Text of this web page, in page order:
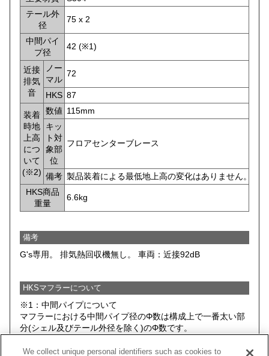
テール外
径
75 x 2
中間パイ
プ径
42 (※1)
近接
排気
音
ノー
マル
72
HKS 87
装着
時地
上高
につ
いて
(※2)
数値 115mm
キッ
ト対
象部
位
フロアセンターブレース
備考 製品装着による最低地上高の変化はありません。
HKS商品
重量
6.6kg
備考
G's専用。 排気熱回収機無し。 車両：近接92dB
HKSマフラーについて
※1：中間パイプについて
マフラーにおける中間パイプ径のΦ数は構成上で一番太い部
分(シェル及びテール外径を除く)のΦ数です。
※2：HKSマフラー装着時において、 HKSマフラー(キットに
We collect unique personal identifiers such as cookies to